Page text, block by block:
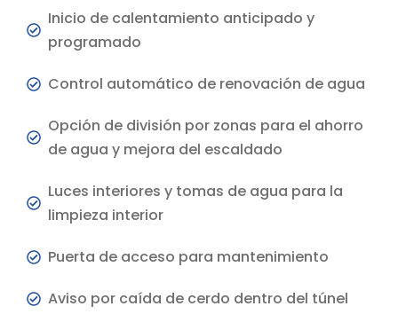
Inicio de calentamiento anticipado y
programado
Control automático de renovación de agua
Opción de división por zonas para el ahorro
de agua y mejora del escaldado
Luces interiores y tomas de agua para la
limpieza interior
Puerta de acceso para mantenimiento
Aviso por caída de cerdo dentro del túnel